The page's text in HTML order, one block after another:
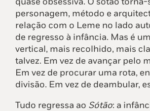
personagem, método e
relação com o Leme no lado
de regresso à infância. Mas é
vertical, mais recolhido, mais
talvez. Em vez de avançar pelo
Em vez de procurar uma rota,
divisão. Em vez de deambular,
Tudo regressa ao Sótão: a